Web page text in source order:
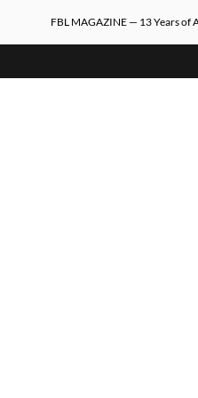
FBL MAGAZINE — 13 Years of